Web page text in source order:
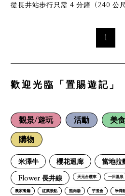
從長井站步行只需 4 分鐘（240 公尺
1
歡迎光臨「置賜遊記」
觀景/遊玩 活動 美食
購物
米澤牛 櫻花迴廊 當地拉
Flower 長井線 天元台纜車 一日溫泉
農家餐廳 紅葉景點 熊肉湯 芋煮會 米澤